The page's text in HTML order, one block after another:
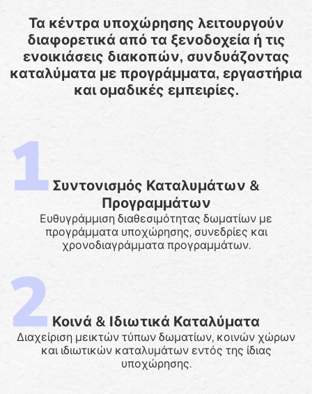
Τα κέντρα υποχώρησης λειτουργούν
διαφορετικά από τα ξενοδοχεία ή τις
ενοικιάσεις διακοπών, συνδυάζοντας
καταλύματα με προγράμματα, εργαστήρια
και ομαδικές εμπειρίες.
Συντονισμός Καταλυμάτων &
Προγραμμάτων
Ευθυγράμμιση διαθεσιμότητας δωματίων με
προγράμματα υποχώρησης, συνεδρίες και
χρονοδιαγράμματα προγραμμάτων.
Κοινά & Ιδιωτικά Καταλύματα
Διαχείριση μεικτών τύπων δωματίων, κοινών χώρων
και ιδιωτικών καταλυμάτων εντός της ίδιας
υποχώρησης.